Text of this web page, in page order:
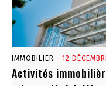
IMMOBILIER 12
Activités